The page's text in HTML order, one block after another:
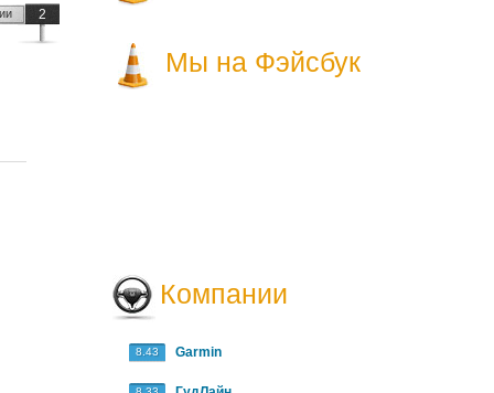
2
Мы на Фэйсбук
Компании
8.43 Garmin